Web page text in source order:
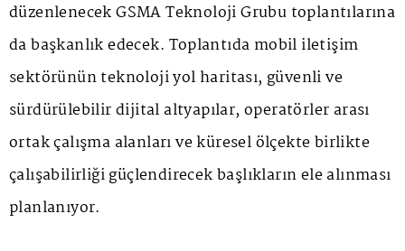
düzenlenecek GSMA Teknoloji Grubu toplantılarına
da başkanlık edecek. Toplantıda mobil iletişim
sektörünün teknoloji yol haritası, güvenli ve
sürdürülebilir dijital altyapılar, operatörler arası
ortak çalışma alanları ve küresel ölçekte birlikte
çalışabilirliği güçlendirecek başlıkların ele alınması
planlanıyor.